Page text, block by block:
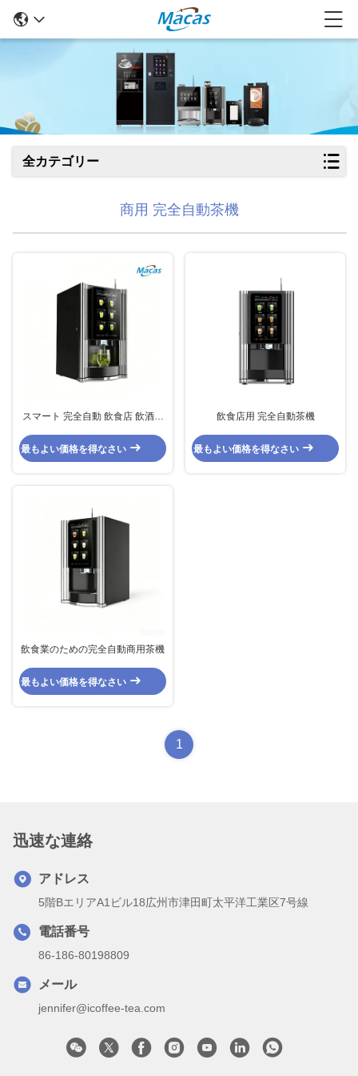
全カテゴリー
商用 完全自動茶機
スマート 完全自動 飲食店 飲酒店
最もよい価格を得なさい
飲食店用 完全自動茶機
最もよい価格を得なさい
飲食業のための完全自動商用茶機
最もよい価格を得なさい
1
迅速な連絡
アドレス
5階BエリアA1ビル18広州市津田町太平洋工業区7号線
電話番号
86-186-80198809
メール
jennifer@icoffee-tea.com